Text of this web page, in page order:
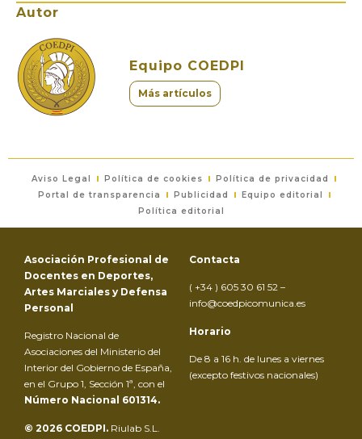
Autor
Equipo COEDPI
Más artículos
Aviso Legal Política de cookies
Política de privacidad
Portal de transparencia
Publicidad
Equipo editorial
Política editorial
Asociación Profesional de
Docentes en Deportes,
Artes Marciales y Defensa
Personal
Registro Nacional de
Asociaciones del Ministerio del
Interior del Gobierno de España,
en el Grupo 1, Sección 1ª, con el
Número Nacional 601314.
© 2026 COEDPI. Riulab S.L.
Contacta
( +34 ) 605 30 61 52 –
info@coedpicomunica.es
Horario
De 8 a 16 h. de lunes a viernes
(excepto festivos nacionales)